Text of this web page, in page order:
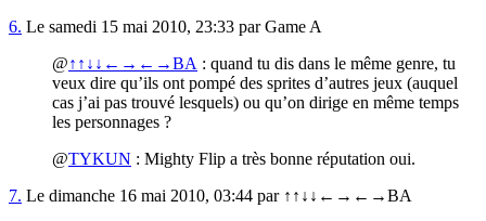
6. Le samedi 15 mai 2010, 23:33 par Game A
@↑↑↓↓←→←→BA : quand tu dis dans le même genre, tu
veux dire qu’ils ont pompé des sprites d’autres jeux (auquel
cas j’ai pas trouvé lesquels) ou qu’on dirige en même temps
les personnages ?
@TYKUN : Mighty Flip a très bonne réputation oui.
7. Le dimanche 16 mai 2010, 03:44 par ↑↑↓↓←→←→BA